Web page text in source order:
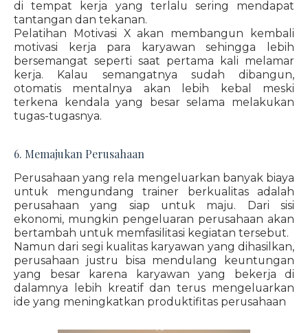
di tempat kerja yang terlalu sering mendapat
tantangan dan tekanan.
Pelatihan Motivasi X akan membangun kembali
motivasi kerja para karyawan sehingga lebih
bersemangat seperti saat pertama kali melamar
kerja. Kalau semangatnya sudah dibangun,
otomatis mentalnya akan lebih kebal meski
terkena kendala yang besar selama melakukan
tugas-tugasnya.
6. Memajukan Perusahaan
Perusahaan yang rela mengeluarkan banyak biaya
untuk mengundang trainer berkualitas adalah
perusahaan yang siap untuk maju. Dari sisi
ekonomi, mungkin pengeluaran perusahaan akan
bertambah untuk memfasilitasi kegiatan tersebut.
Namun dari segi kualitas karyawan yang dihasilkan,
perusahaan justru bisa mendulang keuntungan
yang besar karena karyawan yang bekerja di
dalamnya lebih kreatif dan terus mengeluarkan
ide yang meningkatkan produktifitas perusahaan